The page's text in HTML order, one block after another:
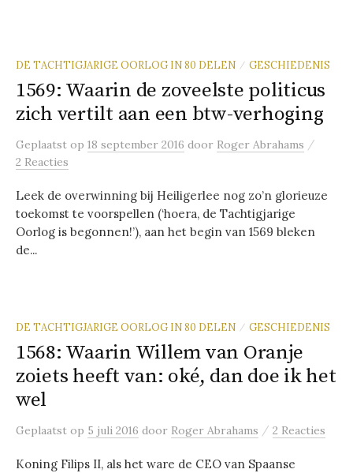
DE TACHTIGJARIGE OORLOG IN 80 DELEN / GESCHIEDENIS
1569: Waarin de zoveelste politicus
zich vertilt aan een btw-verhoging
Geplaatst op 18 september 2016 door Roger Abrahams /
2 Reacties
Leek de overwinning bij Heiligerlee nog zo’n glorieuze
toekomst te voorspellen (‘hoera, de Tachtigjarige
Oorlog is begonnen!’), aan het begin van 1569 bleken
de...
DE TACHTIGJARIGE OORLOG IN 80 DELEN / GESCHIEDENIS
1568: Waarin Willem van Oranje
zoiets heeft van: oké, dan doe ik het
wel
Geplaatst op 5 juli 2016 door Roger Abrahams / 2 Reacties
Koning Filips II, als het ware de CEO van Spaanse